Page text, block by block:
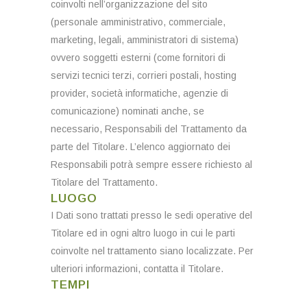
coinvolti nell’organizzazione del sito
(personale amministrativo, commerciale,
marketing, legali, amministratori di sistema)
ovvero soggetti esterni (come fornitori di
servizi tecnici terzi, corrieri postali, hosting
provider, società informatiche, agenzie di
comunicazione) nominati anche, se
necessario, Responsabili del Trattamento da
parte del Titolare. L’elenco aggiornato dei
Responsabili potrà sempre essere richiesto al
Titolare del Trattamento.
LUOGO
I Dati sono trattati presso le sedi operative del
Titolare ed in ogni altro luogo in cui le parti
coinvolte nel trattamento siano localizzate. Per
ulteriori informazioni, contatta il Titolare.
TEMPI